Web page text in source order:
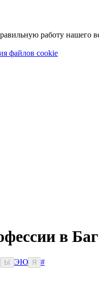
работу нашего
файлов cookie
в
Ы ЭЮ Я
#